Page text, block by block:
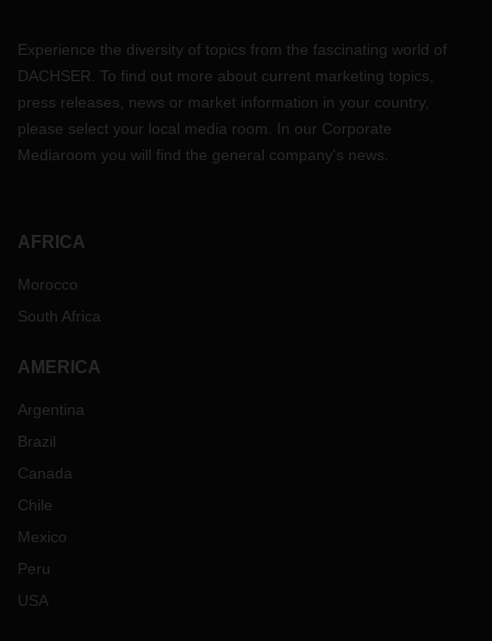
Experience the diversity of topics from the fascinating world of
DACHSER. To find out more about current marketing topics,
press releases, news or market information in your country,
please select your local media room. In our Corporate
Mediaroom you will find the general company's news.
AFRICA
Morocco
South Africa
AMERICA
Argentina
Brazil
Canada
Chile
Mexico
Peru
USA